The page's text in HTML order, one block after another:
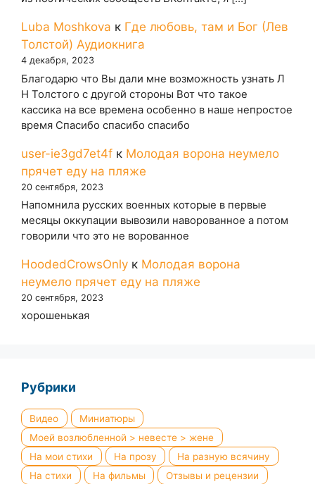
Luba Moshkova к Где любовь, там и Бог (Лев
Толстой) Аудиокнига
4 декабря, 2023
Благодарю что Вы дали мне возможность узнать Л
Н Толстого с другой стороны Вот что такое
кассика на все времена особенно в наше непростое
время Спасибо спасибо спасибо
user-ie3gd7et4f к Молодая ворона неумело
прячет еду на пляже
20 сентября, 2023
Напомнила русских военных которые в первые
месяцы оккупации вывозили наворованное а потом
говорили что это не ворованное
HoodedCrowsOnly к Молодая ворона
неумело прячет еду на пляже
20 сентября, 2023
хорошенькая
Рубрики
Видео
Миниатюры
Моей возлюбленной > невесте > жене
На мои стихи
На прозу
На разную всячину
На стихи
На фильмы
Отзывы и рецензии